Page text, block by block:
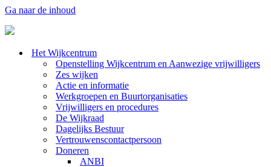
Ga naar de inhoud
Het Wijkcentrum
Openstelling Wijkcentrum en Aanwezige vrijwilligers
Zes wijken
Actie en informatie
Werkgroepen en Buurtorganisaties
Vrijwilligers en procedures
De Wijkraad
Dagelijks Bestuur
Vertrouwenscontactpersoon
Doneren
ANBI